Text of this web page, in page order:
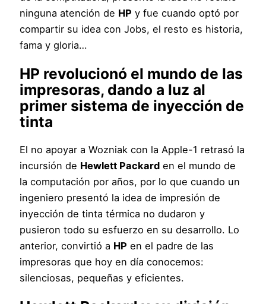
ninguna atención de HP y fue cuando optó por
compartir su idea con Jobs, el resto es historia,
fama y gloria…
HP revolucionó el mundo de las
impresoras, dando a luz al
primer sistema de inyección de
tinta
El no apoyar a Wozniak con la Apple-1 retrasó la
incursión de Hewlett Packard en el mundo de
la computación por años, por lo que cuando un
ingeniero presentó la idea de impresión de
inyección de tinta térmica no dudaron y
pusieron todo su esfuerzo en su desarrollo. Lo
anterior, convirtió a HP en el padre de las
impresoras que hoy en día conocemos:
silenciosas, pequeñas y eficientes.